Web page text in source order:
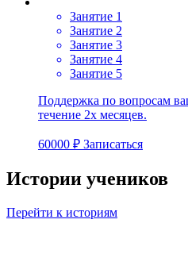
Занятие 1
Занятие 2
Занятие 3
Занятие 4
Занятие 5
Поддержка по вопросам
течение 2х месяцев.
60000 ₽ Записаться
Истории учеников
Перейти к историям